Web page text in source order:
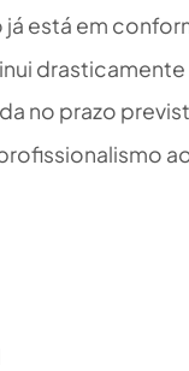
está em
no prazo